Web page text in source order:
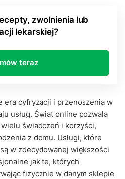
z konsultacji
zwolnienia lub
lekarskiej?
teraz
era cyfryzacji i przenoszenia w
usług. Świat online pozwala
świadczeń i korzyści,
z domu. Usługi, które
w zdecydowanej większości
jak te, których
fizycznie w danym sklepie